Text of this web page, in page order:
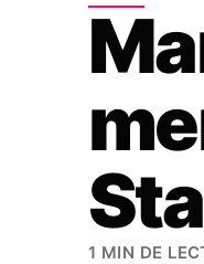
1 MIN DE